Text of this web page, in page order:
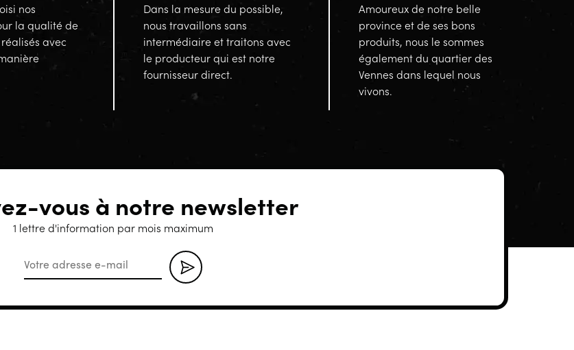
nos
la qualité de
avec
Dans la mesure du possible,
nous travaillons sans
intermédiaire et traitons avec
le producteur qui est notre
fournisseur direct.
Amoureux de notre belle
province et de ses bons
produits, nous le sommes
également du quartier des
Vennes dans lequel nous
vivons.
vous à notre newsletter
1 lettre d'information par mois maximum